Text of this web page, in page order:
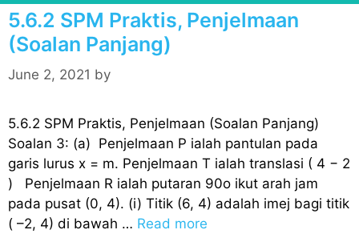
g
o
r
i
5.6.2 SPM Praktis, Penjelmaan
(Soalan Panjang)
June 2, 2021 by
5.6.2 SPM Praktis, Penjelmaan (Soalan Panjang)
Soalan 3: (a) Penjelmaan P ialah pantulan pada
garis lurus x = m. Penjelmaan T ialah translasi ( 4 − 2
) Penjelmaan R ialah putaran 90o ikut arah jam
pada pusat (0, 4). (i) Titik (6, 4) adalah imej bagi titik
( –2, 4) di bawah … Read more